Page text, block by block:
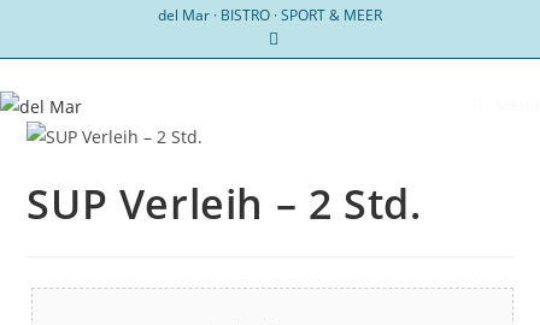
del Mar · BISTRO · SPORT & MEER
SUP Verleih – 2 Std.